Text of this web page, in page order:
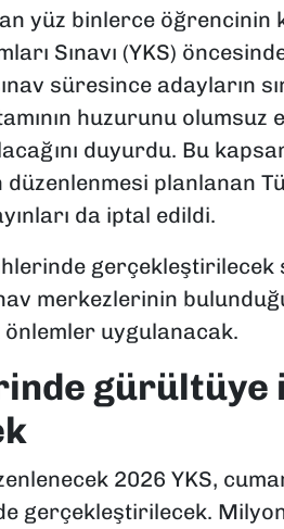
yüz binlerce öğrencinin
Sınavı (YKS)
süresince adayların
huzurunu
duyurdu. Bu
düzenlenmesi planlanan
da iptal edildi.
gerçekleştirilecek
merkezlerinin
uygulanacak.
gürültüye
2026 YKS,
gerçekleştirilecek.